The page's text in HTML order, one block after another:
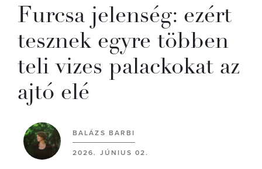
Furcsa jelenség: ezért
tesznek egyre többen
teli vizes palackokat az
ajtó elé
BALÁZS BARBI
2026. JÚNIUS 02.